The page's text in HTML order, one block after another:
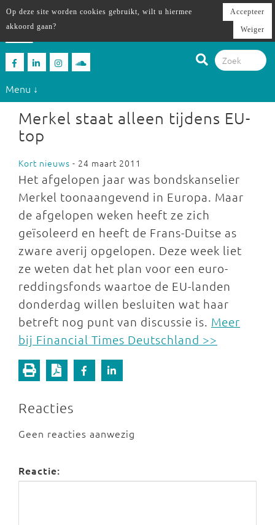
Menu ↓
Merkel staat alleen tijdens EU-
top
Kort nieuws - 24 maart 2011
Het afgelopen jaar was bondskanselier
Merkel toonaangevend in Europa. Maar
de afgelopen weken heeft ze zich
geïsoleerd en heeft de Frans-Duitse as
zware averij opgelopen. Deze week liet
ze weten dat het plan voor een euro-
reddingsfonds waartoe de EU-landen
donderdag willen besluiten wat haar
betreft nog punt van discussie is. Meer
bij Financial Times Deutschland >>
Reacties
Geen reacties aanwezig
Reactie:
Op deze site worden cookies gebruikt, wilt u hiermee
akkoord gaan?
Accepteer
Weiger